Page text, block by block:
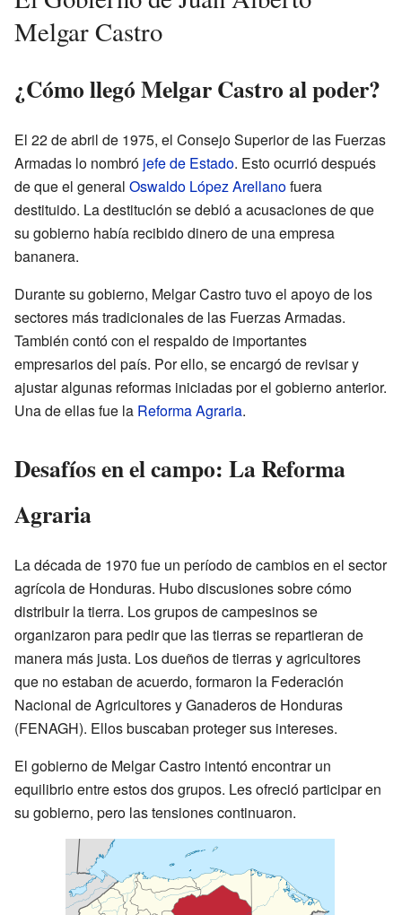
Melgar Castro
¿Cómo llegó Melgar Castro al poder?
El 22 de abril de 1975, el Consejo Superior de las Fuerzas
Armadas lo nombró jefe de Estado. Esto ocurrió después
de que el general Oswaldo López Arellanofuera
destituido. La destitución se debió a acusaciones de que
su gobierno había recibido dinero de una empresa
bananera.
Durante su gobierno, Melgar Castro tuvo el apoyo de los
sectores más tradicionales de las Fuerzas Armadas.
También contó con el respaldo de importantes
empresarios del país. Por ello, se encargó de revisar y
ajustar algunas reformas iniciadas por el gobierno anterior.
Una de ellas fue la Reforma Agraria.
Desafíos en el campo: La Reforma
Agraria
La década de 1970 fue un período de cambios en el sector
agrícola de Honduras. Hubo discusiones sobre cómo
distribuir la tierra. Los grupos de campesinos se
organizaron para pedir que las tierras se repartieran de
manera más justa. Los dueños de tierras y agricultores
que no estaban de acuerdo, formaron la Federación
Nacional de Agricultores y Ganaderos de Honduras
(FENAGH). Ellos buscaban proteger sus intereses.
El gobierno de Melgar Castro intentó encontrar un
equilibrio entre estos dos grupos. Les ofreció participar en
su gobierno, pero las tensiones continuaron.